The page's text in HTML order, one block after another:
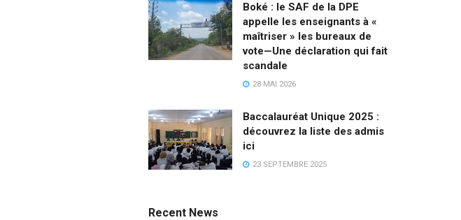
Boké : le SAF de la DPE
appelle les enseignants à «
maîtriser » les bureaux de
vote—Une déclaration qui fait
scandale
28 MAI 2026
Baccalauréat Unique 2025 :
découvrez la liste des admis
ici
23 SEPTEMBRE 2025
Recent News